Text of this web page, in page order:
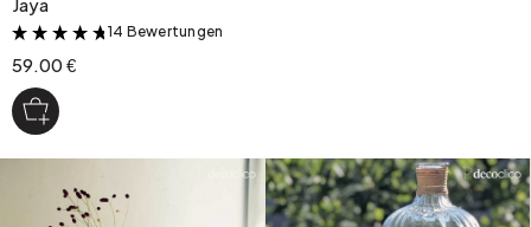
&
14 Bewertungen
59.00 €